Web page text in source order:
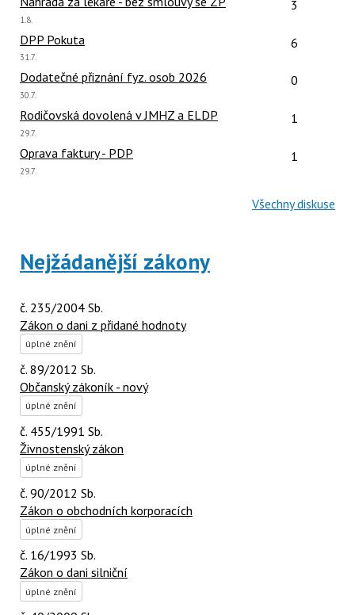
3
Poslední
1.8.
DPP Pokuta Počet
6
Poslední
31.7.
Dodatečné přiznání fyz. osob 2026 Počet
0
Poslední
30.7.
Rodičovská dovolená v JMHZ a ELDP Počet
1
Poslední
29.7.
Oprava faktury - PDP Počet
1
Poslední
29.7.
Všechny diskuse
Nejžádanější zákony
č. 235/2004 Sb.
Zákon o dani z přidané hodnoty
úplné znění
č. 89/2012 Sb.
Občanský zákoník - nový
úplné znění
č. 455/1991 Sb.
Živnostenský zákon
úplné znění
č. 90/2012 Sb.
Zákon o obchodních korporacích
úplné znění
č. 16/1993 Sb.
Zákon o dani silniční
úplné znění